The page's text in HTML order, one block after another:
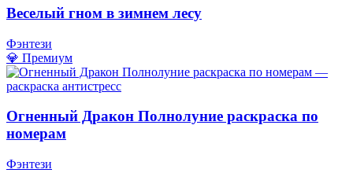
Веселый гном в зимнем лесу
Фэнтези
💎 Премиум
Огненный Дракон Полнолуние раскраска по
номерам
Фэнтези